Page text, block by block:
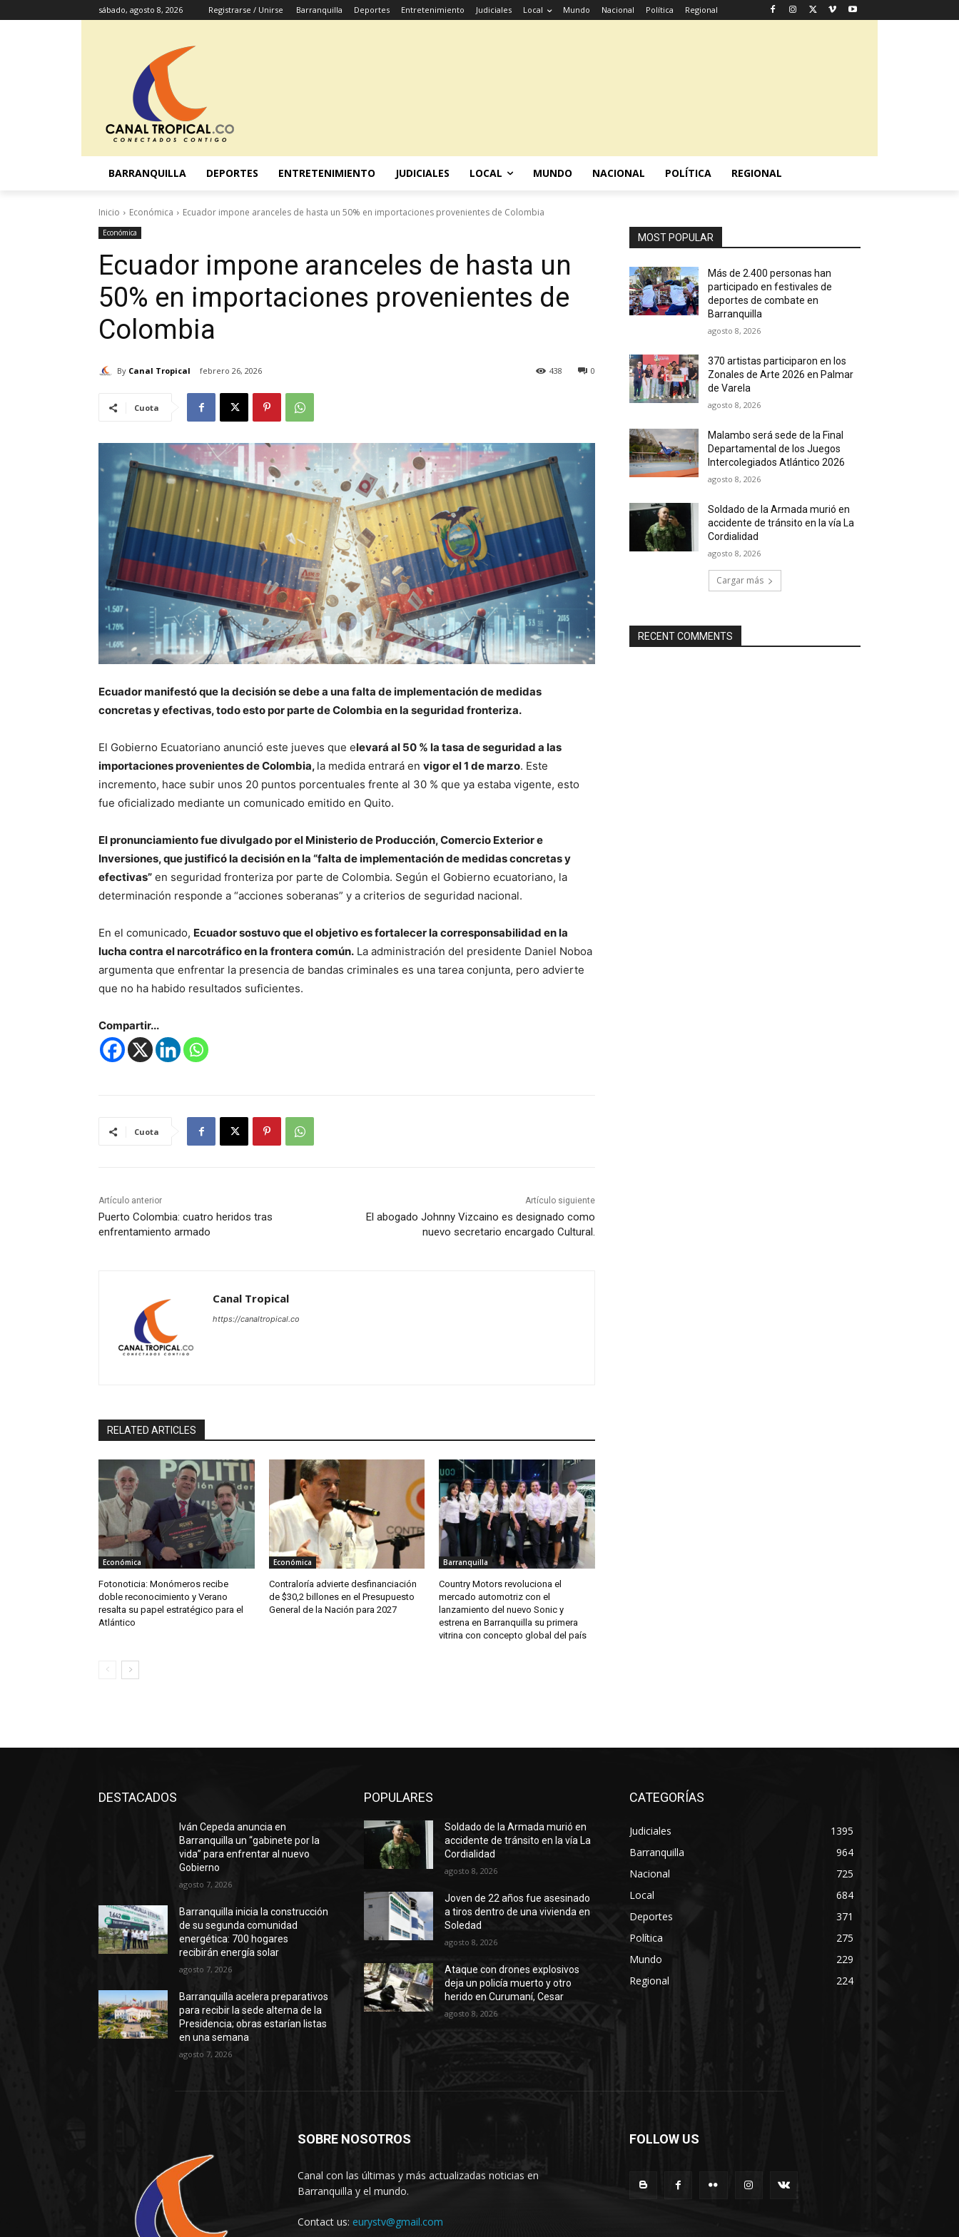
sábado, agosto 8, 2026 Registrarse / Unirse Barranquilla Deportes Entretenimiento Judiciales Local Mundo Nacional Política Regional
BARRANQUILLA DEPORTES ENTRETENIMIENTO JUDICIALES LOCAL MUNDO NACIONAL POLÍTICA REGIONAL
Inicio Económica Ecuador impone aranceles de hasta un 50% en importaciones provenientes de Colombia
Económica
Ecuador impone aranceles de hasta un
50% en importaciones provenientes de
Colombia
By Canal Tropical febrero 26, 2026 0
438
Cuota
Ecuador manifestó que la decisión se debe a una falta de implementación de medidas
concretas y efectivas, todo esto por parte de Colombia en la seguridad fronteriza.
El Gobierno Ecuatoriano anunció este jueves que elevará al 50 % la tasa de seguridad a las
importaciones provenientes de Colombia, la medida entrará en vigor el 1 de marzo. Este
incremento, hace subir unos 20 puntos porcentuales frente al 30 % que ya estaba vigente, esto
fue oficializado mediante un comunicado emitido en Quito.
El pronunciamiento fue divulgado por el Ministerio de Producción, Comercio Exterior e
Inversiones, que justificó la decisión en la “falta de implementación de medidas concretas y
efectivas” en seguridad fronteriza por parte de Colombia. Según el Gobierno ecuatoriano, la
determinación responde a “acciones soberanas” y a criterios de seguridad nacional.
En el comunicado, Ecuador sostuvo que el objetivo es fortalecer la corresponsabilidad en la
lucha contra el narcotráfico en la frontera común. La administración del presidente Daniel Noboa
argumenta que enfrentar la presencia de bandas criminales es una tarea conjunta, pero advierte
que no ha habido resultados suficientes.
Compartir...
Cuota
Artículo anterior
Puerto Colombia: cuatro heridos tras
enfrentamiento armado
Artículo siguiente
El abogado Johnny Vizcaino es designado como
nuevo secretario encargado Cultural.
Canal Tropical
https://canaltropical.co
RELATED ARTICLES
Económica
Fotonoticia: Monómeros recibe
doble reconocimiento y Verano
resalta su papel estratégico para el
Atlántico
Económica
Contraloría advierte desfinanciación
de $30,2 billones en el Presupuesto
General de la Nación para 2027
Barranquilla
Country Motors revoluciona el
mercado automotriz con el
lanzamiento del nuevo Sonic y
estrena en Barranquilla su primera
vitrina con concepto global del país
MOST POPULAR
Más de 2.400 personas han
participado en festivales de
deportes de combate en
Barranquilla
agosto 8, 2026
370 artistas participaron en los
Zonales de Arte 2026 en Palmar
de Varela
agosto 8, 2026
Malambo será sede de la Final
Departamental de los Juegos
Intercolegiados Atlántico 2026
agosto 8, 2026
Soldado de la Armada murió en
accidente de tránsito en la vía La
Cordialidad
agosto 8, 2026
Cargar más
RECENT COMMENTS
DESTACADOS
Iván Cepeda anuncia en
Barranquilla un “gabinete por la
vida” para enfrentar al nuevo
Gobierno
agosto 7, 2026
Barranquilla inicia la construcción
de su segunda comunidad
energética: 700 hogares
recibirán energía solar
agosto 7, 2026
Barranquilla acelera preparativos
para recibir la sede alterna de la
Presidencia; obras estarían listas
en una semana
agosto 7, 2026
POPULARES
Soldado de la Armada murió en
accidente de tránsito en la vía La
Cordialidad
agosto 8, 2026
Joven de 22 años fue asesinado
a tiros dentro de una vivienda en
Soledad
agosto 8, 2026
Ataque con drones explosivos
deja un policía muerto y otro
herido en Curumaní, Cesar
agosto 8, 2026
CATEGORÍAS
Judiciales
1395
Barranquilla
964
Nacional
725
Local
684
Deportes
371
Política
275
Mundo
229
Regional
224
SOBRE NOSOTROS
Canal con las últimas y más actualizadas noticias en
Barranquilla y el mundo.
Contact us: eurystv@gmail.com
FOLLOW US